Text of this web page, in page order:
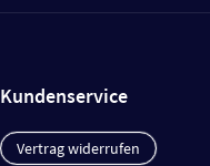
Kundenservice
Vertrag widerrufen